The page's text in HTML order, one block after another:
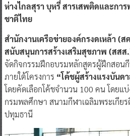
ห่างไกลสุรา บุหรี่ สารเสพติดและกา
ชาติไทย
สำนักงานเครือข่ายองค์กรงดเหล้า (ส
สนับสนุนการสร้างเสริมสุขภาพ (สสส
จัดกิจกรรมฝึกอบรมหลักสูตรผู้ฝึกสอน
ภายใต้โครงการ “โค้ชผู้สร้างแรงบันด
โดยคัดเลือกโค้ชจำนวน 100 คน โดย
กรมพลศึกษา สนามกีฬาเฉลิมพระเกีย
ปทุมธานี